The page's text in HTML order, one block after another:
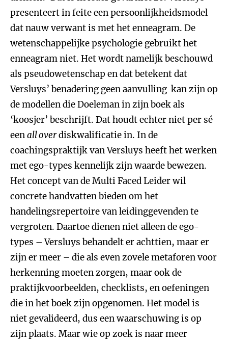
presenteert in feite een persoonlijkheidsmodel
dat nauw verwant is met het enneagram. De
wetenschappelijke psychologie gebruikt het
enneagram niet. Het wordt namelijk beschouwd
als pseudowetenschap en dat betekent dat
Versluys’ benadering geen aanvulling kan zijn op
de modellen die Doeleman in zijn boek als
‘koosjer’ beschrijft. Dat houdt echter niet per sé
eenall overdiskwalificatie in. In de
coachingspraktijk van Versluys heeft het werken
met ego-types kennelijk zijn waarde bewezen.
Het concept van de Multi Faced Leider wil
concrete handvatten bieden om het
handelingsrepertoire van leidinggevenden te
vergroten. Daartoe dienen niet alleen de ego-
types – Versluys behandelt er achttien, maar er
zijn er meer – die als even zovele metaforen voor
herkenning moeten zorgen, maar ook de
praktijkvoorbeelden, checklists, en oefeningen
die in het boek zijn opgenomen. Het model is
niet gevalideerd, dus een waarschuwing is op
zijn plaats. Maar wie op zoek is naar meer